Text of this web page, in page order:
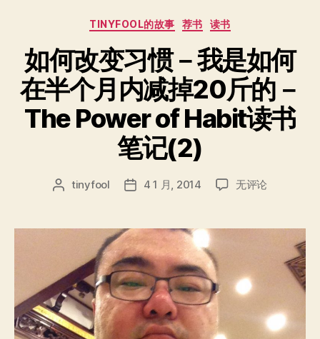
－
上》
读
后
感”
分
TINYFOOL的故事 荐书 读书
如何改变习惯－我是如何
在半个月内减掉20斤的－
The Power of Habit读书
笔记(2)
文
者
tinyfool
发
期
4 1 月, 2014
如
变
－
我
无评论